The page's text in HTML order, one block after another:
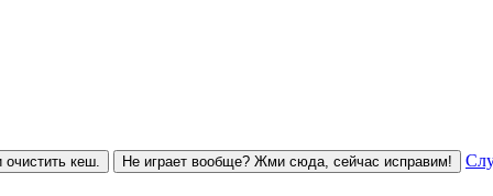
кеш. Не играет вообще? Жми сюда, сейчас исправим!